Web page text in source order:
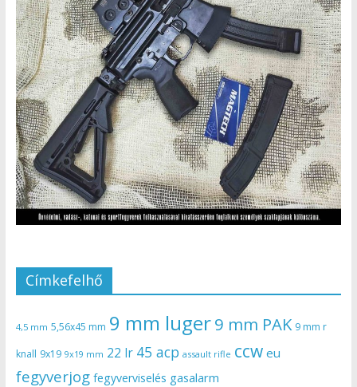
Címkefelhő
4,5 mm 5,56x45 mm 9 mm luger9 mm PAK 9 mm r
knall 9x19 9x19 mm 22 lr 45 acp assault rifle ccw eu
fegyverjog fegyverviselés gasalarm